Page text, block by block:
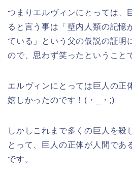
つまりエルヴィンにとっては、
ると言う事は「壁内人類の記憶
ている」という父の仮説の証明
ので、思わず笑ったということ
エルヴィンにとっては巨人の正
嬉しかったのです！(・_・;)
しかしこれまで多くの巨人を殺
とって、巨人の正体が人間であ
です。